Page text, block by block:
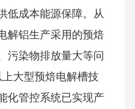
低成本能源保障。从
解铝生产采用的预焙
污染物排放量大等问
大型预焙电解槽技
化管控系统已实现产